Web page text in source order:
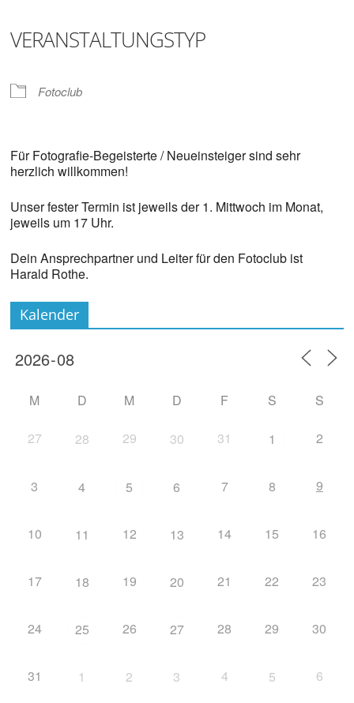
VERANSTALTUNGSTYP
Fotoclub
Für Fotografie-Begeisterte / Neueinsteiger sind sehr
herzlich willkommen!
Unser fester Termin ist jeweils der 1. Mittwoch im Monat,
jeweils um 17 Uhr.
Dein Ansprechpartner und Leiter für den Fotoclub ist
Harald Rothe.
Kalender
M D M D F S S
27 28 29 30 31 1 2
3 4 5 6 7 8 9
10 11 12 13 14 15 16
17 18 19 20 21 22 23
24 25 26 27 28 29 30
31 1 2 3 4 5 6